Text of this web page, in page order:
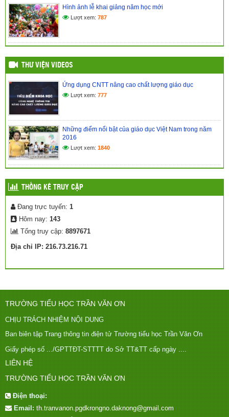
(24/03/2017)
Hình ảnh lễ khai giảng năm học mới
Lượt xem: 787
THƯ VIỆN VIDEOS
Ứng dụng CNTT nâng cao chất lượng giáo dục
Lượt xem: 777
Những điểm nổi bật của giáo dục Việt Nam trong năm
2016
Lượt xem: 1840
THỐNG KÊ TRUY CẬP
Đang trực tuyến: 1
Hôm nay: 143
Tổng truy cập: 8897671
Địa chỉ IP: 216.73.216.71
TRƯỜNG TIỂU HỌC TRẦN VĂN ƠN
CHỊU TRÁCH NHIỆM NỘI DUNG
Ban biên tập Trang thông tin điện tử Trường tiểu học Trần Văn Ơn
Giấy phép số .../GPTTĐT-STTTT do Sở TT&TT cấp ngày ....
LIÊN HỆ
TRƯỜNG TIỂU HỌC TRẦN VĂN ƠN
Điện thoại:
Email:th.tranvanon.pgdkrongno.daknong@gmail.com